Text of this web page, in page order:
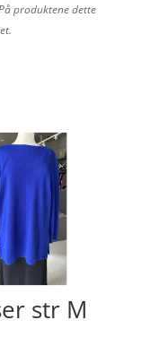
produktene dette
str M